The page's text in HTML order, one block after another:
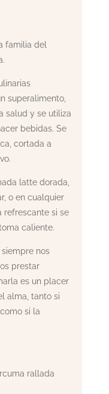
familia del
superalimento,
salud y se utiliza
bebidas. Se
cortada a
latte dorada,
o en cualquier
refrescante si se
caliente.
nos
prestar
es un placer
alma, tanto si
si la
rallada